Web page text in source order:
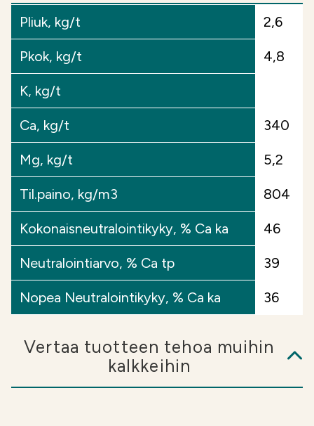
kalkituksen hinta kilpailukykyinen.
Käyttö: Soilfood Rakennekalkki IV neutraloi
tehokkaasti, eli tarvittava käyttömäärä on
normaalia merkittävästi pienempi. Käyttömäärä
4–10 t / ha. Rakennevaikutuksen saamiseksi
levitysmäärä minimissään 4
t/ha. Soilfoodin Rakennekalkit voidaan levittää
keväällä, kesällä tai syksyllä. Rakennevaikutus
saavutetaan savimailla, kun se muokataan hyvissä
olosuhteissa heti levityksen jälkeen.
Lisätietoja: Soilfoodin teettämien uuttojen
perusteella tuoteselosteen liukoinen fosfori (NAS-
fosfori) kuvaa välittömästi kasveille
käyttökelpoista fosforia. Fosfori ei kuitenkaan ole
vesiliukoista eli huuhtoutumisherkkää.
Tuoteselosteessa esitetyn kokonaisfosforin ja
vapautuu kasvien käyttöön hitaammin. Pieni osa
tästä on jäännösfosforia, joka ei ole lainkaan
kasvien käytettävissä.Lisätietoja fosforista >
Pliuk, kg/t 2,6
Pkok, kg/t 4,8
K, kg/t
Ca, kg/t 340
Mg, kg/t 5,2
Til.paino, kg/m3 804
Kokonaisneutralointikyky, % Ca ka 46
Neutralointiarvo, % Ca tp 39
Nopea Neutralointikyky, % Ca ka 36
Vertaa tuotteen tehoa muihin
kalkkeihin